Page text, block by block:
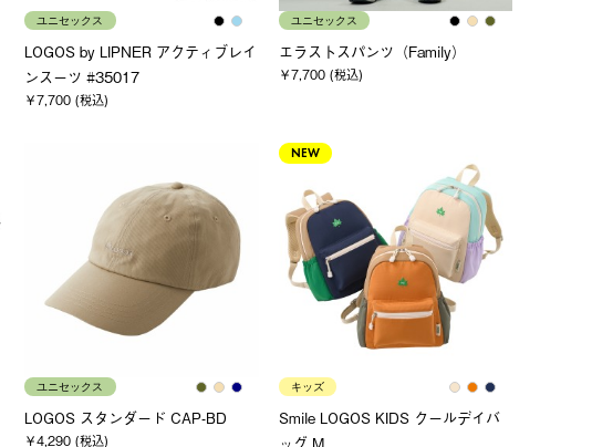
ユニセックス
LOGOS by LIPNER アクティブレイ
ンスーツ #35017
￥7,700 (税込)
ユニセックス
エラストスパンツ（Family）
￥7,700 (税込)
ユニセックス
LOGOS スタンダード CAP-BD
￥4,290 (税込)
NEW
キッズ
Smile LOGOS KIDS クールデイバ